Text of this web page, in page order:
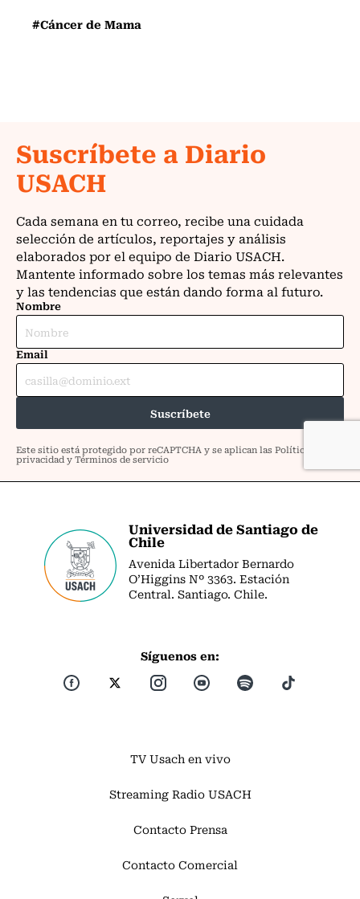
#Cáncer de Mama
Universidad de Santiago de
Chile
Avenida Libertador Bernardo
O’Higgins Nº 3363. Estación
Central. Santiago. Chile.
Síguenos en:
TV Usach en vivo
Streaming Radio USACH
Contacto Prensa
Contacto Comercial